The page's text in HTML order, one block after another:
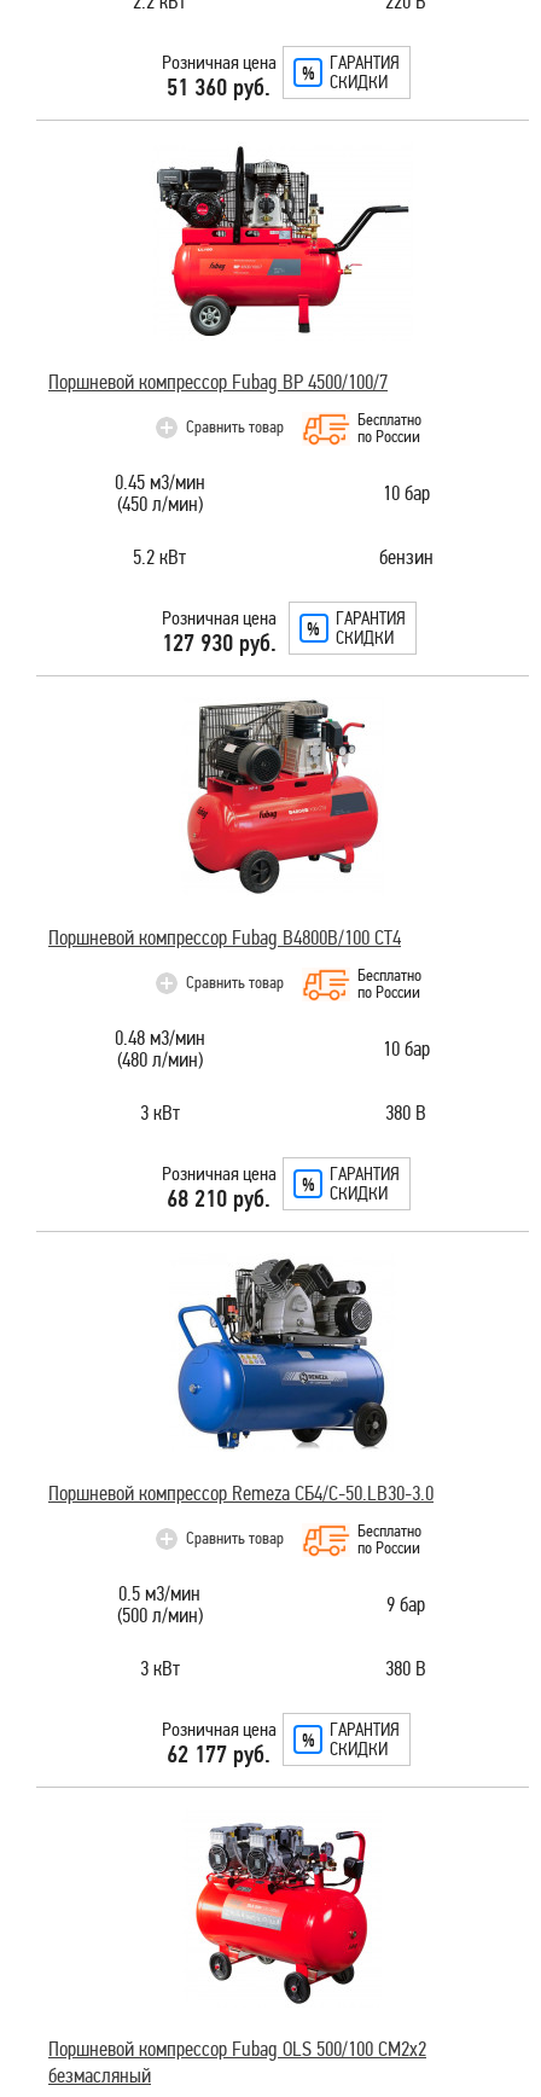
Розничная цена
51 360 руб.
ГАРАНТИЯ
СКИДКИ
Поршневой компрессор Fubag BP 4500/100/7
Сравнить товар
Бесплатно
по России
0.45 м3/мин
(450 л/мин)
10 бар
5.2 кВт бензин
Розничная цена
127 930 руб.
ГАРАНТИЯ
СКИДКИ
Поршневой компрессор Fubag В4800В/100 СТ4
Сравнить товар
Бесплатно
по России
0.48 м3/мин
(480 л/мин)
10 бар
3 кВт 380 В
Розничная цена
68 210 руб.
ГАРАНТИЯ
СКИДКИ
Поршневой компрессор Remeza СБ4/С-50.LB30-3.0
Сравнить товар
Бесплатно
по России
0.5 м3/мин
(500 л/мин)
9 бар
3 кВт 380 В
Розничная цена
62 177 руб.
ГАРАНТИЯ
СКИДКИ
Поршневой компрессор Fubag OLS 500/100 CM2х2
безмасляный